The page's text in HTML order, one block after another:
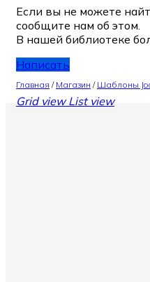
Если вы не можете
сообщите нам об этом.
В нашей библиотеке
Написать
Главная / Магазин / Шаблоны
Grid view List view